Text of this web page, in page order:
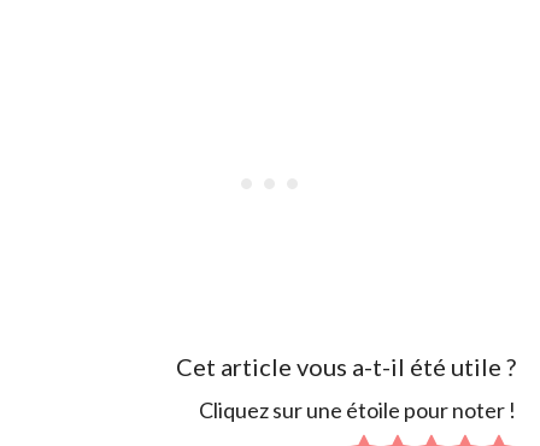
Cet article vous a-t-il été utile ?
Cliquez sur une étoile pour noter !